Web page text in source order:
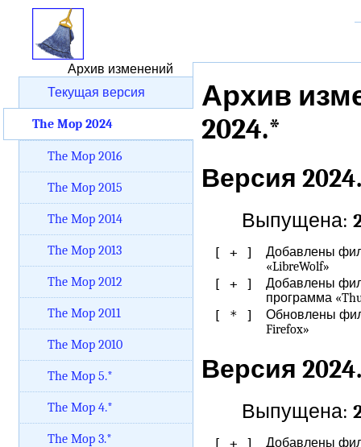
Архив изменений
Текущая версия
The Mop 2024
The Mop 2016
The Mop 2015
The Mop 2014
The Mop 2013
The Mop 2012
The Mop 2011
The Mop 2010
The Mop 5.*
The Mop 4.*
The Mop 3.*
Архив
2024.*
Версия
Выпущена:
[ + ]
Добавлены
«LibreWolf»
[ + ]
Добавлены
программа
[ * ]
Обновлены
Firefox»
Версия
Выпущена:
[ + ] Добавлены